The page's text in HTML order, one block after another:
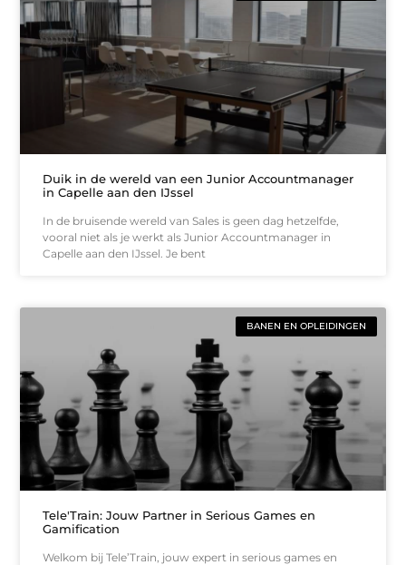
Duik in de wereld van een Junior Accountmanager
in Capelle aan den IJssel
In de bruisende wereld van Sales is geen dag hetzelfde,
vooral niet als je werkt als Junior Accountmanager in
Capelle aan den IJssel. Je bent
BANEN EN OPLEIDINGEN
Tele'Train: Jouw Partner in Serious Games en
Gamification
Welkom bij Tele’Train, jouw expert in serious games en